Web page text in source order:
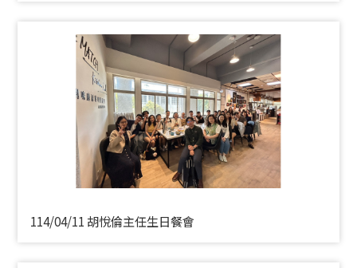
114/04/11 胡悅倫主任生日餐會